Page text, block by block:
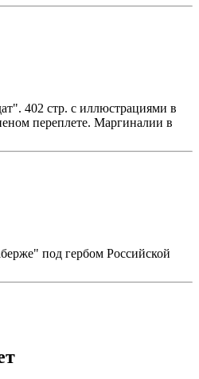
402 стр. с иллюстрациями в
переплете. Маргиналии в
под гербом Российской